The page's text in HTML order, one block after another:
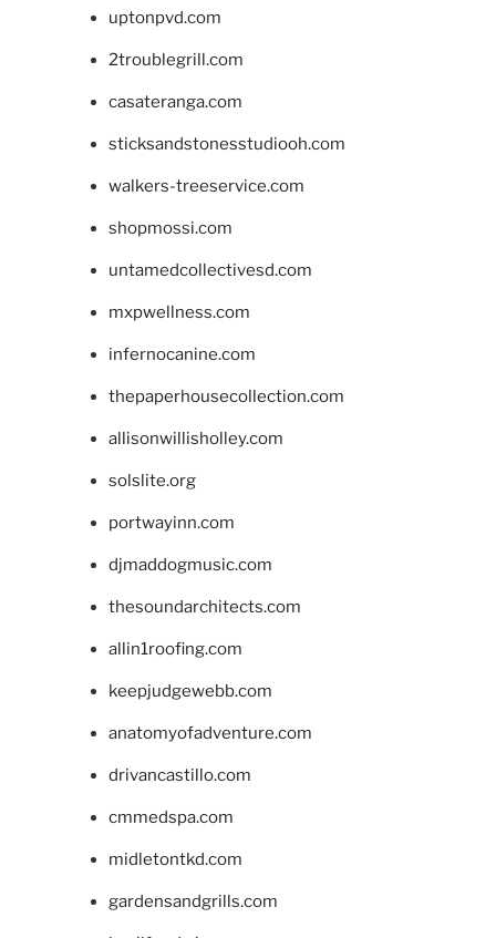
uptonpvd.com
2troublegrill.com
casateranga.com
sticksandstonesstudiooh.com
walkers-treeservice.com
shopmossi.com
untamedcollectivesd.com
mxpwellness.com
infernocanine.com
thepaperhousecollection.com
allisonwillisholley.com
solslite.org
portwayinn.com
djmaddogmusic.com
thesoundarchitects.com
allin1roofing.com
keepjudgewebb.com
anatomyofadventure.com
drivancastillo.com
cmmedspa.com
midletontkd.com
gardensandgrills.com